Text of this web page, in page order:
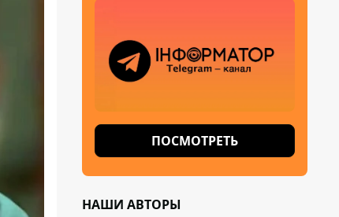
ПОСМОТРЕТЬ
НАШИ АВТОРЫ